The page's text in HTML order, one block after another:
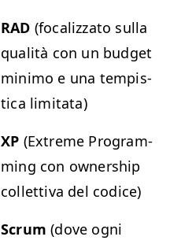
RAD (focal­iz­za­to sul­la
qual­ità con un bud­get
min­i­mo e una tem­p­is­
ti­ca limitata)
XP (Extreme Pro­gram­
ming con own­er­ship
col­let­ti­va del codice)
Scrum (dove ogni